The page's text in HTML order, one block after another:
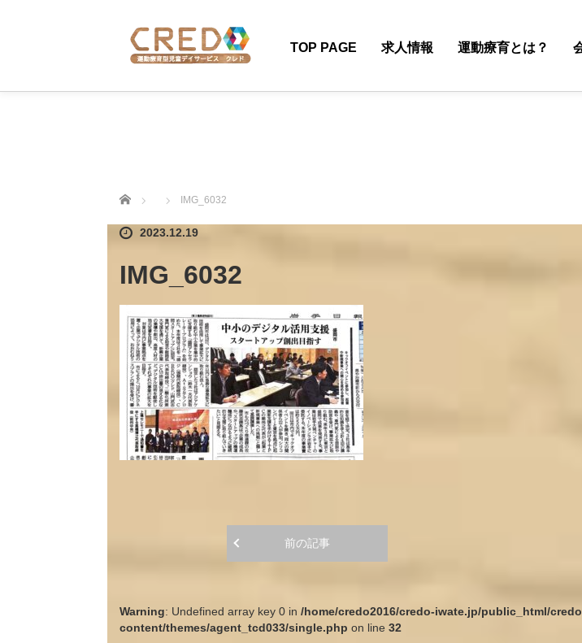
TOP PAGE 求人情報 運動療育とは？
ホーム IMG_6032
2023.12.19
IMG_6032
前の記事
Warning: Undefined array key 0 in /home/credo2016/credo-iwate.jp/public_html/
content/themes/agent_tcd033/single.php on line 32